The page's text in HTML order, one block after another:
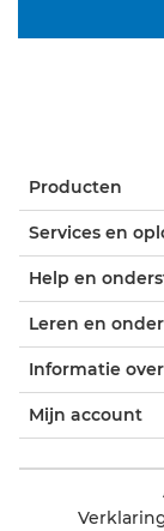
Producten
Services en
Help en
Leren en
Informatie
Mijn account